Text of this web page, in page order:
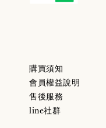
購買須知
會員權益說明
售後服務
line社群